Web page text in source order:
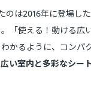
のは2016年に登場し
「使える！動ける広
かるように、コンパ
広い室内と多彩なシー